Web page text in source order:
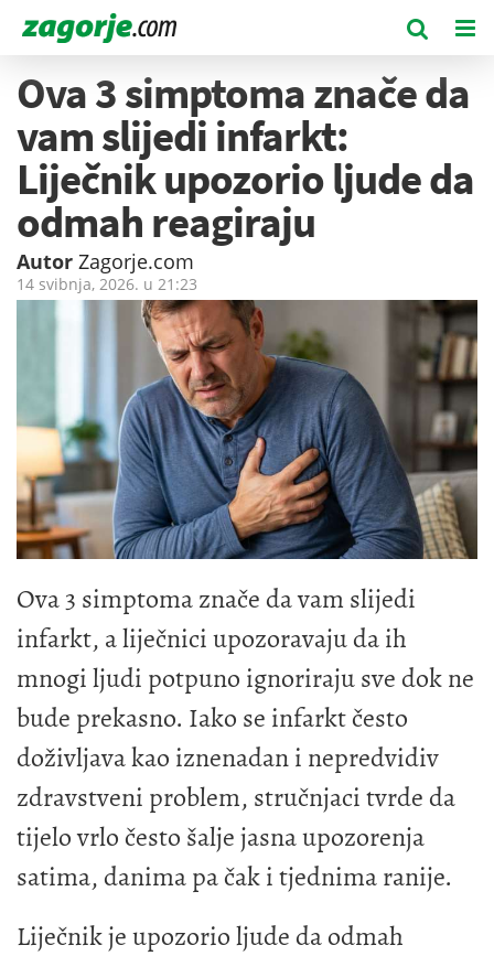
Ova 3 simptoma znače da
vam slijedi infarkt:
Liječnik upozorio ljude da
odmah reagiraju
Autor Zagorje.com
14 svibnja, 2026. u 21:23
Ova 3 simptoma znače da vam slijedi
infarkt, a liječnici upozoravaju da ih
mnogi ljudi potpuno ignoriraju sve dok ne
bude prekasno. Iako se infarkt često
doživljava kao iznenadan i nepredvidiv
zdravstveni problem, stručnjaci tvrde da
tijelo vrlo često šalje jasna upozorenja
satima, danima pa čak i tjednima ranije.
Liječnik je upozorio ljude da odmah